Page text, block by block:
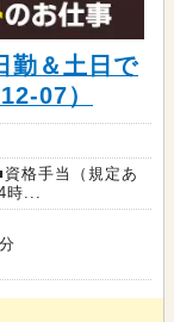
勤＆土日で
07）
格手当（規定あ
時...